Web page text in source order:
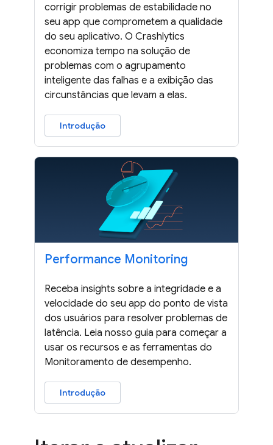
corrigir problemas de estabilidade no
seu app que comprometem a qualidade
do seu aplicativo. O Crashlytics
economiza tempo na solução de
problemas com o agrupamento
inteligente das falhas e a exibição das
circunstâncias que levam a elas.
Introdução
Performance Monitoring
Receba insights sobre a integridade e a
velocidade do seu app do ponto de vista
dos usuários para resolver problemas de
latência. Leia nosso guia para começar a
usar os recursos e as ferramentas do
Monitoramento de desempenho.
Introdução